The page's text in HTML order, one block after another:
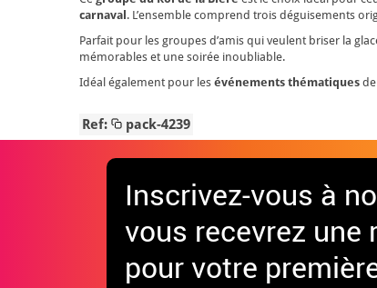
carnaval . L’ensemble comprend trois déguisements
Parfait pour les groupes d’amis qui veulent briser la
mémorables et une soirée inoubliable.
Idéal également pour les événements thématiques
Ref: pack-4239
Inscrivez-vous à
vous recevrez une
pour votre